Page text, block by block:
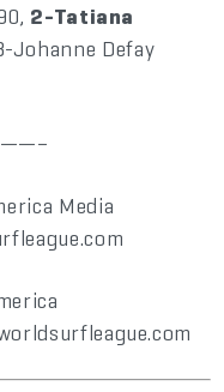
2-Tatiana
Johanne Defay
Media